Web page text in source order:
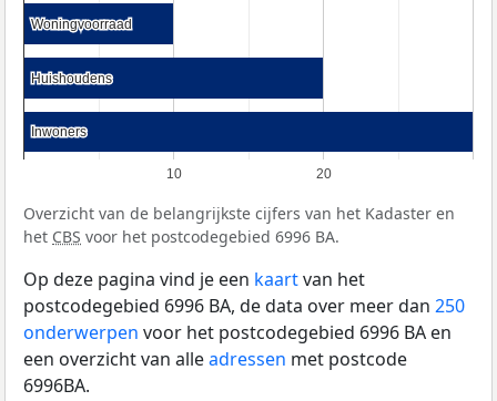
10 20
Woningvoorraad
Woningvoorraad
Huishoudens
Huishoudens
Inwoners
Inwoners
Overzicht van de belangrijkste cijfers van het Kadaster en
het CBS voor het postcodegebied 6996 BA.
Op deze pagina vind je een kaartvan het
postcodegebied 6996 BA, de data over meer dan 250
onderwerpen voor het postcodegebied 6996 BA en
een overzicht van alleadressen met postcode
6996BA.